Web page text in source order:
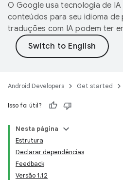
O Google usa tecnologia de
conteúdos para seu idioma de
traduções com IA podem ter
Android Developers Get started
Isso foi útil?
Nesta página
Estrutura
Declarar dependências
Feedback
Versão 1.12